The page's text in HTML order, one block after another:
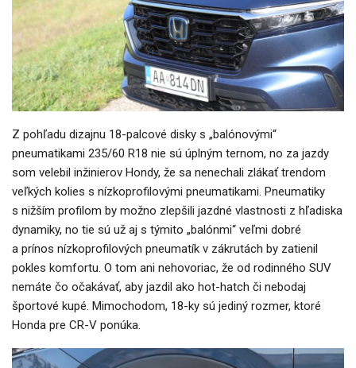
Z pohľadu dizajnu 18-palcové disky s „balónovými“
pneumatikami 235/60 R18 nie sú úplným ternom, no za jazdy
som velebil inžinierov Hondy, že sa nenechali zlákať trendom
veľkých kolies s nízkoprofilovými pneumatikami. Pneumatiky
s nižším profilom by možno zlepšili jazdné vlastnosti z hľadiska
dynamiky, no tie sú už aj s týmito „balónmi“ veľmi dobré
a prínos nízkoprofilových pneumatík v zákrutách by zatienil
pokles komfortu. O tom ani nehovoriac, že od rodinného SUV
nemáte čo očakávať, aby jazdil ako hot-hatch či nebodaj
športové kupé. Mimochodom, 18-ky sú jediný rozmer, ktoré
Honda pre CR-V ponúka.